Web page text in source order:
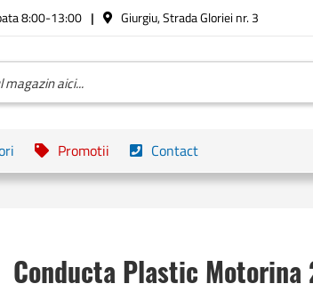
8:00-13:00 Giurgiu, Strada Gloriei nr. 3
Promotii Contact
Conducta Plastic Motorina